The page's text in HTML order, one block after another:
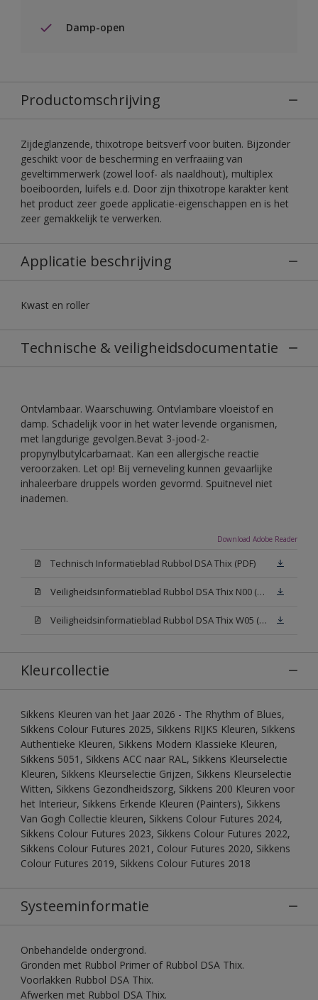
Damp-open
Productomschrijving
Zijdeglanzende, thixotrope beitsverf voor buiten. Bijzonder
geschikt voor de bescherming en verfraaiing van
geveltimmerwerk (zowel loof- als naaldhout), multiplex
boeiboorden, luifels e.d. Door zijn thixotrope karakter kent
het product zeer goede applicatie-eigenschappen en is het
zeer gemakkelijk te verwerken.
Applicatie beschrijving
Kwast en roller
Technische & veiligheidsdocumentatie
Ontvlambaar. Waarschuwing. Ontvlambare vloeistof en
damp. Schadelijk voor in het water levende organismen,
met langdurige gevolgen.Bevat 3-jood-2-
propynylbutylcarbamaat. Kan een allergische reactie
veroorzaken. Let op! Bij verneveling kunnen gevaarlijke
inhaleerbare druppels worden gevormd. Spuitnevel niet
inademen.
Download Adobe Reader
Technisch Informatieblad Rubbol DSA Thix (PDF)
Veiligheidsinformatieblad Rubbol DSA Thix N00 (MSDS)
Veiligheidsinformatieblad Rubbol DSA Thix W05 (MSDS)
Kleurcollectie
Sikkens Kleuren van het Jaar 2026 - The Rhythm of Blues,
Sikkens Colour Futures 2025, Sikkens RIJKS Kleuren, Sikkens
Authentieke Kleuren, Sikkens Modern Klassieke Kleuren,
Sikkens 5051, Sikkens ACC naar RAL, Sikkens Kleurselectie
Kleuren, Sikkens Kleurselectie Grijzen, Sikkens Kleurselectie
Witten, Sikkens Gezondheidszorg, Sikkens 200 Kleuren voor
het Interieur, Sikkens Erkende Kleuren (Painters), Sikkens
Van Gogh Collectie kleuren, Sikkens Colour Futures 2024,
Sikkens Colour Futures 2023, Sikkens Colour Futures 2022,
Sikkens Colour Futures 2021, Colour Futures 2020, Sikkens
Colour Futures 2019, Sikkens Colour Futures 2018
Systeeminformatie
Onbehandelde ondergrond.
Gronden met Rubbol Primer of Rubbol DSA Thix.
Voorlakken Rubbol DSA Thix.
Afwerken met Rubbol DSA Thix.